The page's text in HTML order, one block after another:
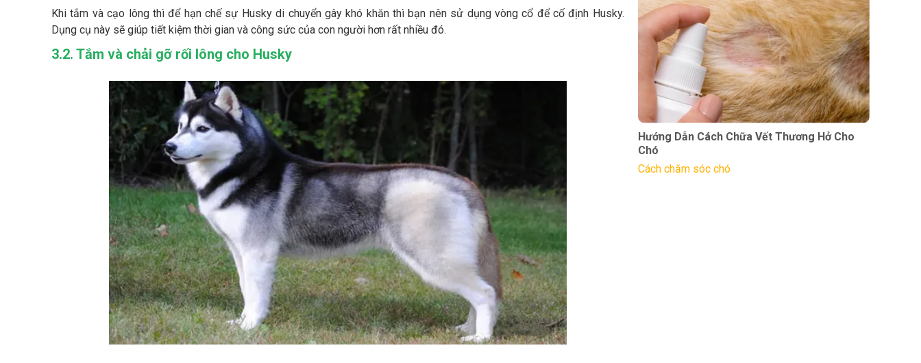
Khi tắm và cạo lông thì để hạn chế sự Husky di chuyển gây khó khăn thì bạn nên sử dụng vòng cổ để cố định Husky.
Dụng cụ này sẽ giúp tiết kiệm thời gian và công sức của con người hơn rất nhiều đó.
3.2. Tắm và chải gỡ rối lông cho Husky
Hướng Dẫn Cách Chữa Vết Thương Hở Cho
Chó
Cách chăm sóc chó